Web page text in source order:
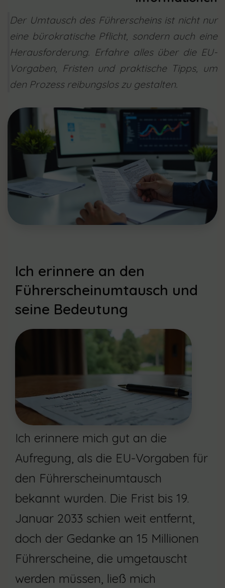
Der Umtausch des Führerscheins ist nicht nur
eine bürokratische Pflicht, sondern auch eine
Herausforderung. Erfahre alles über die EU-
Vorgaben, Fristen und praktische Tipps, um
den Prozess reibungslos zu gestalten.
Ich erinnere an den
Führerscheinumtausch und
seine Bedeutung
Ich erinnere mich gut an die
Aufregung, als die EU-Vorgaben für
den Führerscheinumtausch
bekannt wurden. Die Frist bis 19.
Januar 2033 schien weit entfernt,
doch der Gedanke an 15 Millionen
Führerscheine, die umgetauscht
werden müssen, ließ mich